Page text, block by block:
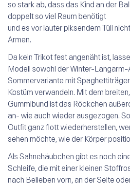
so stark ab, dass das Kind an der
doppelt so viel Raum benötigt
und es vor lauter piksendem Tüll
Armen.
Da kein Trikot fest angenäht ist,
Modell sowohl der Winter-Langarm-
Sommervariante mit
Kostüm verwandeln. Mit dem
Gummibund ist das Röckchen
an- wie auch wieder ausgezogen.
Outfit ganz flott wiederherstellen,
sehen möchte, wie der Körper
Als Sahnehäubchen gibt es noch
Schleife, die mit einer kleinen
nach Belieben vorn, an der Seite